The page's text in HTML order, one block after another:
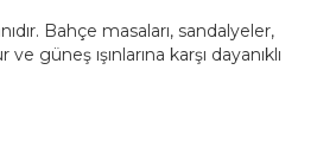
Bahçe masaları, sandalyeler,
ışınlarına karşı dayanıklı